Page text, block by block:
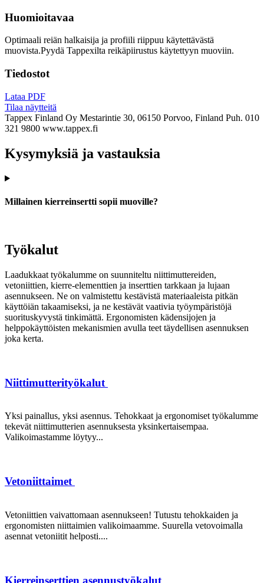
Huomioitavaa
Optimaali reiän halkaisija ja profiili riippuu käytettävästä
muovista.Pyydä Tappexilta reikäpiirustus käytettyyn muoviin.
Tiedostot
Lataa PDF
Tilaa näytteitä
Tappex Finland Oy Mestarintie 30, 06150 Porvoo, Finland Puh. 010
321 9800 www.tappex.fi
Kysymyksiä ja vastauksia
Millainen kierreinsertti sopii muoville?
Työkalut
Laadukkaat työkalumme on suunniteltu niittimuttereiden,
vetoniittien, kierre-elementtien ja inserttien tarkkaan ja lujaan
asennukseen. Ne on valmistettu kestävistä materiaaleista pitkän
käyttöiän takaamiseksi, ja ne kestävät vaativia työympäristöjä
suorituskyvystä tinkimättä. Ergonomisten kädensijojen ja
helppokäyttöisten mekanismien avulla teet täydellisen asennuksen
joka kerta.
Niittimutterityökalut
Yksi painallus, yksi asennus. Tehokkaat ja ergonomiset työkalumme
tekevät niittimutterien asennuksesta yksinkertaisempaa.
Valikoimastamme löytyy...
Vetoniittaimet
Vetoniittien vaivattomaan asennukseen! Tutustu tehokkaiden ja
ergonomisten niittaimien valikoimaamme. Suurella vetovoimalla
asennat vetoniitit helposti....
Kierreinserttien asennustyökalut